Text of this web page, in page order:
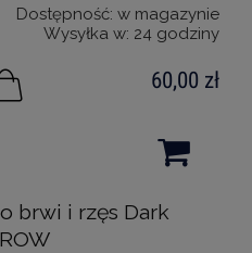
Dostępność: w magazynie
Wysyłka w: 24 godziny
60,00 zł
brwi i rzęs Dark